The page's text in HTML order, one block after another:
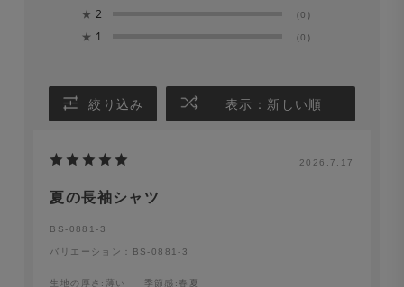
★ 2 (0)
★ 1 (0)
絞り込み 表示：新しい順
2026.7.17
夏の長袖シャツ
BS-0881-3
バリエーション：BS-0881-3
生地の厚さ :薄い 季節感 :春夏